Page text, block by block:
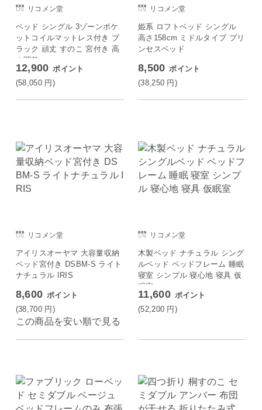
リコメン堂
ベッド シングル 3ゾーンポケ
ットコイルマットレス付き ブ
ラック 頑丈 すのこ 宮付き 高
さ調整
12,900 ポイント
(58,050 円 )
リコメン堂
姫系 ロフトベッド シングル
高さ158cm ミドルタイプ プリ
ンセスベッド
8,500 ポイント
(38,250 円 )
リコメン堂
アイリスオーヤマ 大容量収納
ベッド宮付き DSBM-S ライト
ナチュラル IRIS
8,600 ポイント
(38,700 円 )
この商品を安い順で見る
リコメン堂
木製ベッド ナチュラル シング
ルベッド ベッドフレーム 睡眠
寝室 シンプル 寝心地 寝具 仮
眠室
11,600 ポイント
(52,200 円 )